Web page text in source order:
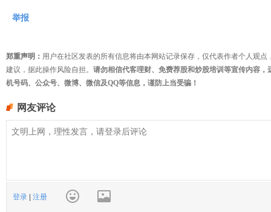
举报
郑重声明： 用户在社区发表的所有信息将由本网站记录保存，仅代表作者个人观
建议，据此操作风险自担。 请勿相信代客理财、免费荐股和炒股培训等宣传内容
机号码、公众号、微博、微信及QQ等信息，谨防上当受骗！
网友评论
登录 注册